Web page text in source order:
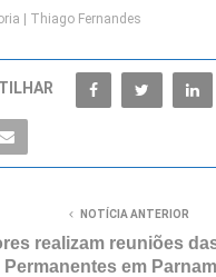
| Thiago Fernandes
NOTÍCIA ANTERIOR
realizam reuniões
Permanentes em